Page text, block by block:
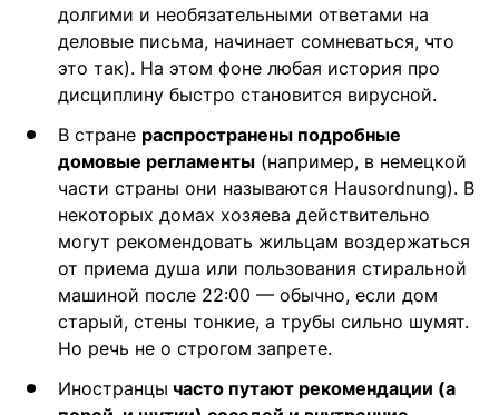
долгими и необязательными ответами на
деловые письма, начинает сомневаться, что
это так). На этом фоне любая история про
дисциплину быстро становится вирусной.
В стране распространены подробные
домовые регламенты (например, в немецкой
части страны они называются Hausordnung). В
некоторых домах хозяева действительно
могут рекомендовать жильцам воздержаться
от приема душа или пользования стиральной
машиной после 22:00 — обычно, если дом
старый, стены тонкие, а трубы сильно шумят.
Но речь не о строгом запрете.
Иностранцы часто путают рекомендации (а